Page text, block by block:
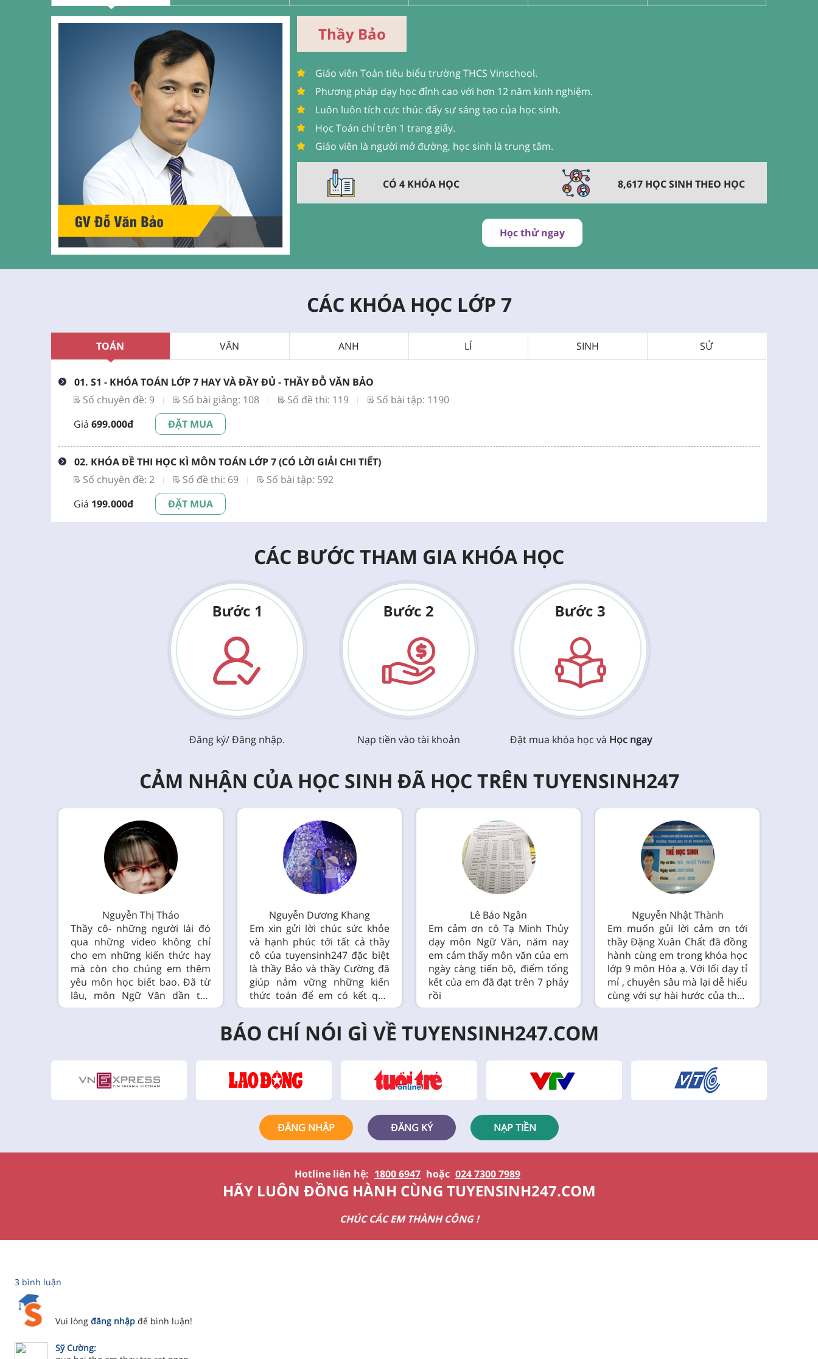
Thầy Bảo
Giáo viên Toán tiêu biểu trường THCS Vinschool.
Phương pháp dạy học đỉnh cao với hơn 12 năm kinh nghiệm.
Luôn luôn tích cực thúc đẩy sự sáng tạo của học sinh.
Học Toán chỉ trên 1 trang giấy.
Giáo viên là người mở đường, học sinh là trung tâm.
CÓ 4 KHÓA HỌC 8,617 HỌC SINH THEO HỌC
Học thử ngay
CÁC KHÓA HỌC LỚP 7
TOÁN VĂN ANH LÍ SINH SỬ
01. S1 - KHÓA TOÁN LỚP 7 HAY VÀ ĐẦY ĐỦ - THẦY ĐỖ VĂN BẢO
Số chuyên đề: 9
Số bài giảng: 108 Số đề thi: 119
Số bài tập: 1190
Giá 699.000đ ĐẶT MUA
02. KHÓA ĐỀ THI HỌC KÌ MÔN TOÁN LỚP 7 (CÓ LỜI GIẢI CHI TIẾT)
Số chuyên đề: 2
Số đề thi: 69
Số bài tập: 592
Giá 199.000đ ĐẶT MUA
CÁC BƯỚC THAM GIA KHÓA HỌC
Đăng ký/ Đăng nhập. Nạp tiền vào tài khoản Đặt mua khóa học và Học ngay
CẢM NHẬN CỦA HỌC SINH ĐÃ HỌC TRÊN TUYENSINH247
Nguyễn Thị Thảo
Thầy cô- những người lái đó
qua những video không chỉ
cho em những kiến thức hay
mà còn cho chúng em thêm
yêu môn học biết bao. Đã từ
lâu, môn Ngữ Văn dần trở
thành những tiết học cực hình
thi vị biết bao nhờ cô NGUYỄN
THU HOÀ - người cô đã truyền
cho em đọng lực qua những
bài giảng video nhưng thật
đường tươi mới, tuyệt vời lắm
Nguyễn Dương Khang
Em xin gửi lời chúc sức khỏe
và hạnh phúc tới tất cả thầy
cô của tuyensinh247 đặc biệt
là thầy Bảo và thầy Cường đã
giúp nắm vững những kiến
thức toán để em có kết quả
cao
Lê Bảo Ngân
Em cảm ơn cô Tạ Minh Thủy
dạy môn Ngữ Văn, năm nay
em cảm thấy môn văn của em
ngày càng tiến bộ, điểm tổng
kết của em đã đạt trên 7 phảy
rồi
Nguyễn Nhật Thành
Em muốn gủi lời cảm ơn tới
thầy Đặng Xuân Chất đã đồng
hành cùng em trong khóa học
lớp 9 môn Hóa ạ. Với lối dạy tỉ
mỉ , chuyên sâu mà lại dễ hiểu
cùng với sự hài hước của thầy
đã giúp e có động lực và thêm
BÁO CHÍ NÓI GÌ VỀ TUYENSINH247.COM
ĐĂNG NHẬP ĐĂNG KÝ NẠP TIỀN
Hotline liên hệ: 1800 6947 hoặc 024 7300 7989
HÃY LUÔN ĐỒNG HÀNH CÙNG TUYENSINH247.COM
CHÚC CÁC EM THÀNH CÔNG !
3 bình luận
Vui lòng đăng nhập để bình luận!
Sỹ Cường: